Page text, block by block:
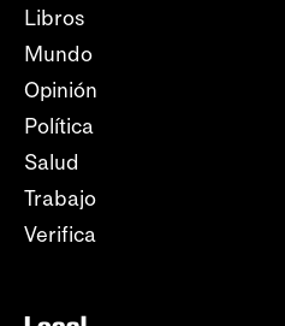
Libros
Mundo
Opinión
Política
Salud
Trabajo
Verifica